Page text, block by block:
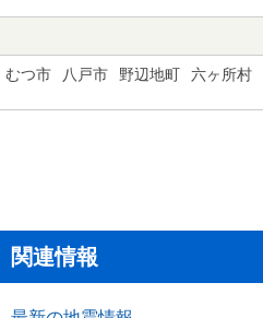
むつ市 八戸市 野辺地町 六ヶ所村
関連情報